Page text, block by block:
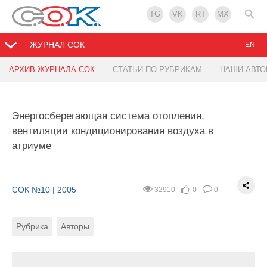
TG VK RT MX
ЖУРНАЛ СОК
АРХИВ ЖУРНАЛА СОК СТАТЬИ ПО РУБРИКАМ НАШИ
EN
Энергосберегающая система отопления,
вентиляции кондиционирования воздуха в
атриуме
32910 0 0
СОК №10 | 2005
Рубрика Авторы
44470 0
СОК №10 | 2005
климатической техники сегодня обращает